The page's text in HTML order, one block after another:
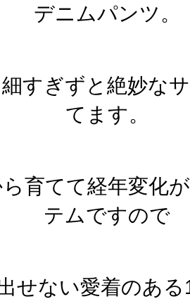
デニムパンツ。
すぎずと絶妙な
てます。
育てて経年変化
テムですので
せない愛着のあ